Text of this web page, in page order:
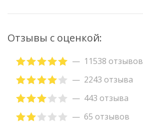
Отзывы с оценкой:
11538 отзывов
2243 отзыва
443 отзыва
65 отзывов